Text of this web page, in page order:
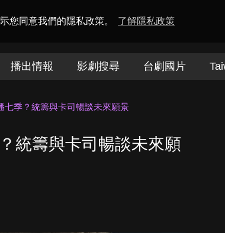
您同意我們的隱私政策。 了解隱私政策
播出情報 影劇搜尋 台劇國片
七季？統籌與卡司暢談未來願景
統籌與卡司暢談未來願